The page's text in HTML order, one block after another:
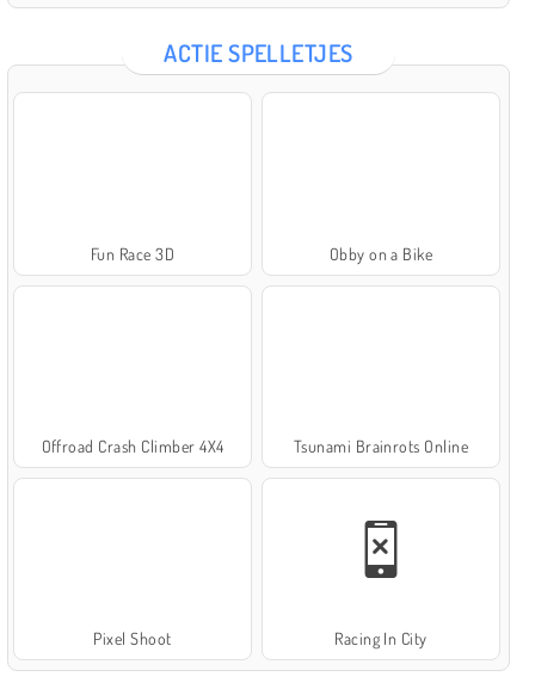
ACTIE SPELLETJES
Fun Race 3D Obby on a Bike
Offroad Crash Climber 4X4 Tsunami Brainrots Online
Pixel Shoot Racing In City